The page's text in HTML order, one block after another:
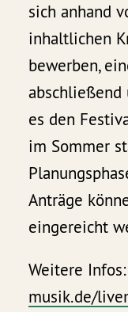
sich anhand
inhaltlichen
bewerben,
es den
im Sommer
Anträge
eingereicht
Weitere Infos:
musik.de/